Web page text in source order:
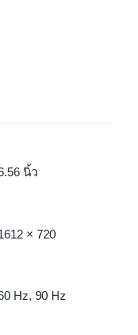
นิ้ว
× 720
Hz, 90 Hz